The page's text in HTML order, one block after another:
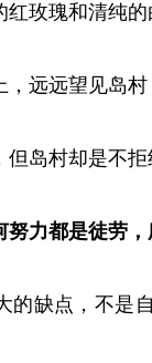
红玫瑰和清纯
，远远望见岛
但岛村却是不
努力都是徒劳
的缺点，不是